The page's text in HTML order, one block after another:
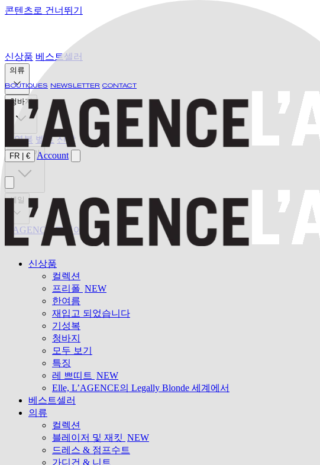
콘텐츠로 건너뛰기
BOUTIQUES NEWSLETTER CONTACT
FR € Account
신상품
컬렉션
프리폴 NEW
한여름
재입고 되었습니다
기성복
청바지
모두 보기
특징
레 쁘띠트 NEW
Elle, L’AGENCE의 Legally Blonde 세계에서
베스트셀러
의류
컬렉션
블레이저 및 재킷 NEW
드레스 & 점프수트
가디건 & 니트
신상품 베스트셀러
의류
청바지
수영복 벨트 신발
발견하기
세일
L'AGENCE 드디어